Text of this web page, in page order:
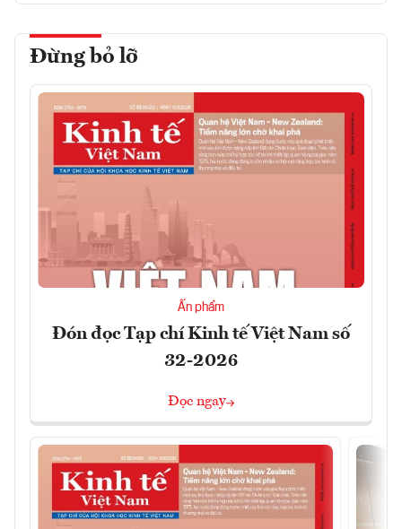
Đừng bỏ lỡ
Ấn phẩm
Đón đọc Tạp chí Kinh tế Việt Nam số
32-2026
Đọc ngay